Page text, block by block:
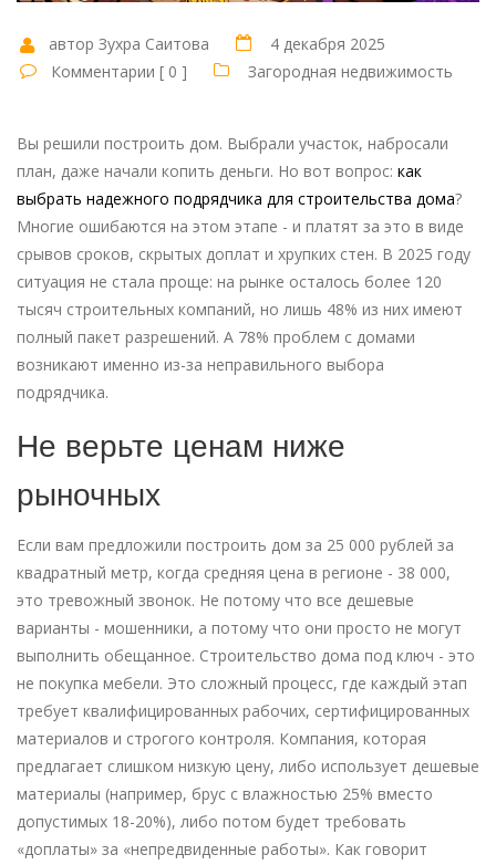
автор Зухра Саитова
4 декабря 2025
Комментарии [ 0 ]
Загородная недвижимость
Вы решили построить дом. Выбрали участок, набросали
план, даже начали копить деньги. Но вот вопрос: как
выбрать надежного подрядчика для строительства дома?
Многие ошибаются на этом этапе - и платят за это в виде
срывов сроков, скрытых доплат и хрупких стен. В 2025 году
ситуация не стала проще: на рынке осталось более 120
тысяч строительных компаний, но лишь 48% из них имеют
полный пакет разрешений. А 78% проблем с домами
возникают именно из-за неправильного выбора
подрядчика.
Не верьте ценам ниже
рыночных
Если вам предложили построить дом за 25 000 рублей за
квадратный метр, когда средняя цена в регионе - 38 000,
это тревожный звонок. Не потому что все дешевые
варианты - мошенники, а потому что они просто не могут
выполнить обещанное. Строительство дома под ключ - это
не покупка мебели. Это сложный процесс, где каждый этап
требует квалифицированных рабочих, сертифицированных
материалов и строгого контроля. Компания, которая
предлагает слишком низкую цену, либо использует дешевые
материалы (например, брус с влажностью 25% вместо
допустимых 18-20%), либо потом будет требовать
«доплаты» за «непредвиденные работы». Как говорит